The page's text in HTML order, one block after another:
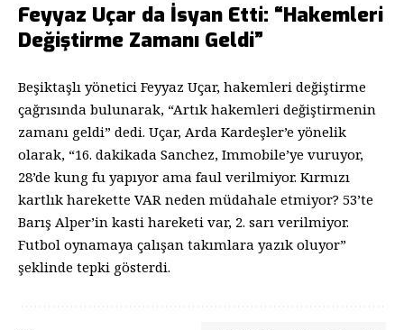
Feyyaz Uçar da İsyan Etti: “Hakemleri
Değiştirme Zamanı Geldi”
Beşiktaşlı yönetici Feyyaz Uçar, hakemleri değiştirme
çağrısında bulunarak, “Artık hakemleri değiştirmenin
zamanı geldi” dedi. Uçar, Arda Kardeşler’e yönelik
olarak, “16. dakikada Sanchez, Immobile’ye vuruyor,
28’de kung fu yapıyor ama faul verilmiyor. Kırmızı
kartlık harekette VAR neden müdahale etmiyor? 53’te
Barış Alper’in kasti hareketi var, 2. sarı verilmiyor.
Futbol oynamaya çalışan takımlara yazık oluyor”
şeklinde tepki gösterdi.